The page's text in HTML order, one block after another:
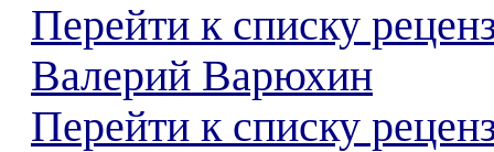
Перейти к списку
Валерий Варюхин
Перейти к списку